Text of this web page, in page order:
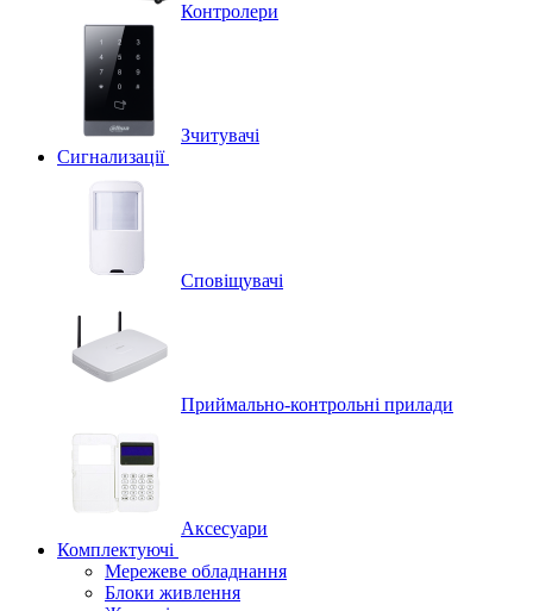
Контролери
Зчитувачі
Сигнализації
Сповіщувачі
Приймально-контрольні прилади
Аксесуари
Комплектуючі
Мережеве обладнання
Блоки живлення